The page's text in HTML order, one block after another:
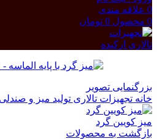
0 علاقه مندی
0 محصول 0 تومان
بزرگنمایی تصویر
خانه تجهیزات تالاری تولید میز و صندلی
میز کویین گرد
بازگشت به محصولات